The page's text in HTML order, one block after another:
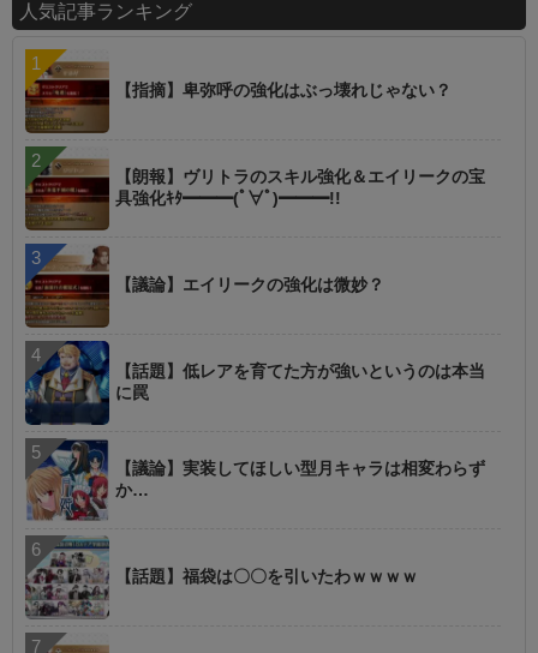
人気記事ランキング
【指摘】卑弥呼の強化はぶっ壊れじゃない？
【朗報】ヴリトラのスキル強化＆エイリークの宝
具強化ｷﾀ━━━(ﾟ∀ﾟ)━━━!!
【議論】エイリークの強化は微妙？
【話題】低レアを育てた方が強いというのは本当
に罠
【議論】実装してほしい型月キャラは相変わらず
か…
【話題】福袋は〇〇を引いたわｗｗｗｗ